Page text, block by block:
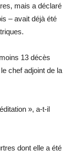
mais a déclaré
– avait déjà été
13 décès
chef adjoint de la
», a-t-il
dont elle a été